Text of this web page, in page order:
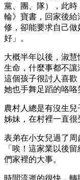
黨、團、隊），此
輪》寶書，回家後
修，卻能要求自己
好」。
大概半年以後，淑
生命，什麼事都不讓
這個孩子很討人喜歡
她也手舞足蹈的咯咯
農村人總是有沒生
姊妹，在村裡一直很
表弟在小女兒過了周
「唉！這家業以後
們家裡的大事。
時間流逝的很快，